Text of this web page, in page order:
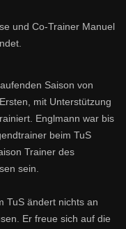
und Co-Trainer Manuel
Saison von
mit Unterstützung
Englmann war bis
beim TuS
Trainer des
sein.
TuS ändert nichts an
Er freue sich auf die